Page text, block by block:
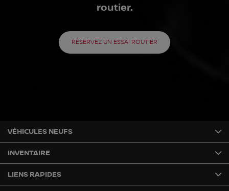
routier.
RÉSERVEZ UN ESSAI ROUTIER
VÉHICULES NEUFS
INVENTAIRE
LIENS RAPIDES